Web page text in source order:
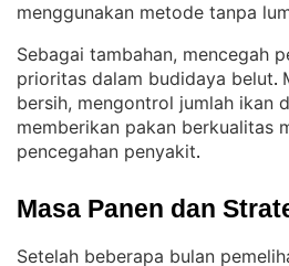
menggunakan metode tanpa
Sebagai tambahan, mencegah
prioritas dalam budidaya belut.
bersih, mengontrol jumlah ikan
memberikan pakan berkualitas
pencegahan penyakit.
Masa Panen dan
Setelah beberapa bulan